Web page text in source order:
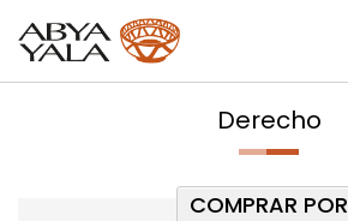
Derecho
COMPRAR POR